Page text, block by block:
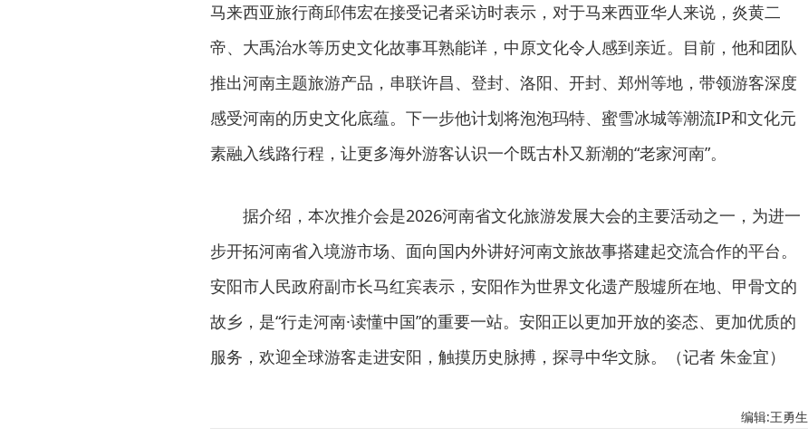
马来西亚旅行商邱伟宏在接受记者采访时表示，对于马来西亚华人来说，炎黄二
帝、大禹治水等历史文化故事耳熟能详，中原文化令人感到亲近。目前，他和团队
推出河南主题旅游产品，串联许昌、登封、洛阳、开封、郑州等地，带领游客深度
感受河南的历史文化底蕴。下一步他计划将泡泡玛特、蜜雪冰城等潮流IP和文化元
素融入线路行程，让更多海外游客认识一个既古朴又新潮的“老家河南”。
据介绍，本次推介会是2026河南省文化旅游发展大会的主要活动之一，为进一
步开拓河南省入境游市场、面向国内外讲好河南文旅故事搭建起交流合作的平台。
安阳市人民政府副市长马红宾表示，安阳作为世界文化遗产殷墟所在地、甲骨文的
故乡，是“行走河南·读懂中国”的重要一站。安阳正以更加开放的姿态、更加优质的
服务，欢迎全球游客走进安阳，触摸历史脉搏，探寻中华文脉。（记者 朱金宜）
编辑:王勇生